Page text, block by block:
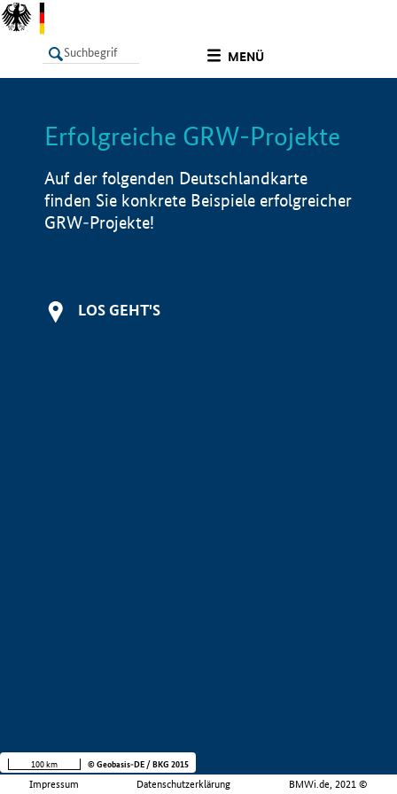
MENÜ
LISTE Info
Erfolgreiche GRW-Projekte
Auf der folgenden Deutschlandkarte
finden Sie konkrete Beispiele erfolgreicher
GRW-Projekte!
LOS GEHT'S
Impressum Datenschutzerklärung BMWi.de, 2021 ©
100 km © Geobasis-DE / BKG 2015